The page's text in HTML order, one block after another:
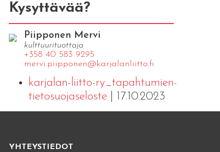
Kysyttävää?
Piipponen Mervi
kulttuurituottaja
+358 40 583 9295
mervi.​piipponen@​kar​jala​nlii​tto.​fi
karjalan-liitto-ry_tapahtumien-
tietosuojaseloste| 17.10.2023
YHTEYSTIEDOT